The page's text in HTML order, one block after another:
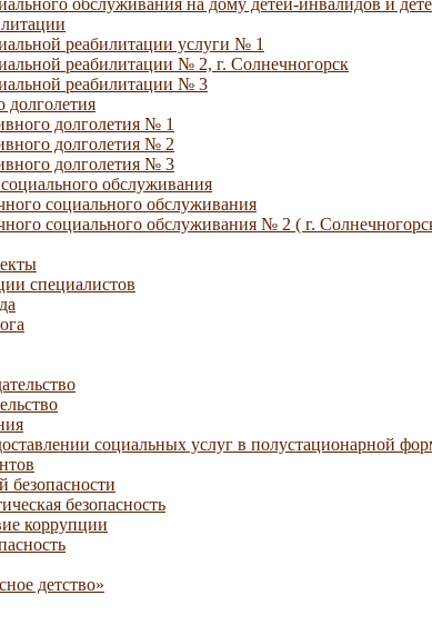
обслуживания на дому детей-инвалидов и
реабилитации услуги № 1
реабилитации № 2, г. Солнечногорск
реабилитации № 3
долголетия
долголетия № 1
долголетия № 2
долголетия № 3
обслуживания
социального обслуживания
социального обслуживания № 2 ( г.
специалистов
социальных услуг в полустационарной
безопасности
безопасность
коррупции
детство»